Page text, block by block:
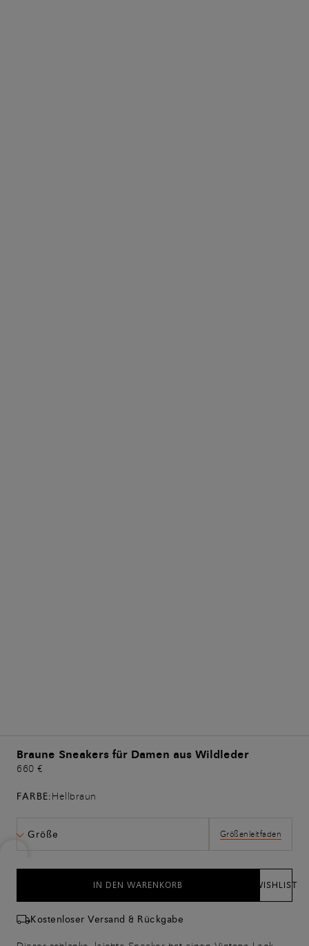
Braune Sneakers für Damen aus Wildleder
660 €
FARBE:Hellbraun
Größe Größenleitfaden
IN DEN WARENKORB WISHLIST
Kostenloser Versand & Rückgabe